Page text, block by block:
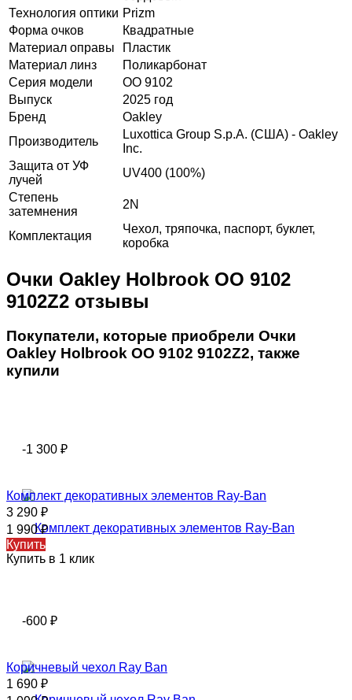
Технология оптики Prizm
Форма очков
Квадратные
Материал оправы
Пластик
Материал линз
Поликарбонат
Серия модели
OO 9102
Выпуск
2025 год
Бренд
Oakley
Производитель
Luxottica Group S.p.A. (США) - Oakley
Inc.
Защита от УФ
лучей
UV400 (100%)
Степень
затемнения
2N
Комплектация
Чехол, тряпочка, паспорт, буклет,
коробка
Очки Oakley Holbrook OO 9102
9102Z2 отзывы
Покупатели, которые приобрели Очки
Oakley Holbrook OO 9102 9102Z2, также
купили
-1 300 ₽
Комплект декоративных элементов Ray-Ban
3 290 ₽
1 990₽
Купить
Купить в 1 клик
-600 ₽
Коричневый чехол Ray Ban
1 690 ₽